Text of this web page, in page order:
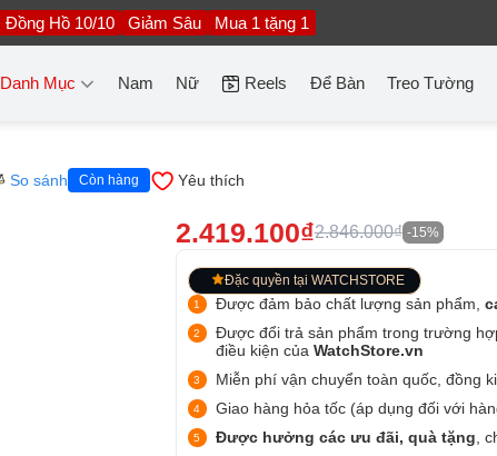
Đồng Hồ 10/10 Giảm Sâu Mua 1 tặng 1
Danh Mục Nam Nữ Reels Để Bàn Treo Tường
So sánh Còn hàng Yêu thích
2.419.100₫2.846.000₫ -15%
Đặc quyền tại WATCHSTORE
Được đảm bảo chất lượng sản phẩm,
Được đổi trả sản phẩm trong trường
điều kiện của WatchStore.vn
Miễn phí vận chuyển toàn quốc, đồng
Giao hàng hỏa tốc (áp dụng đối với
Được hưởng các ưu đãi, quà tặng ,